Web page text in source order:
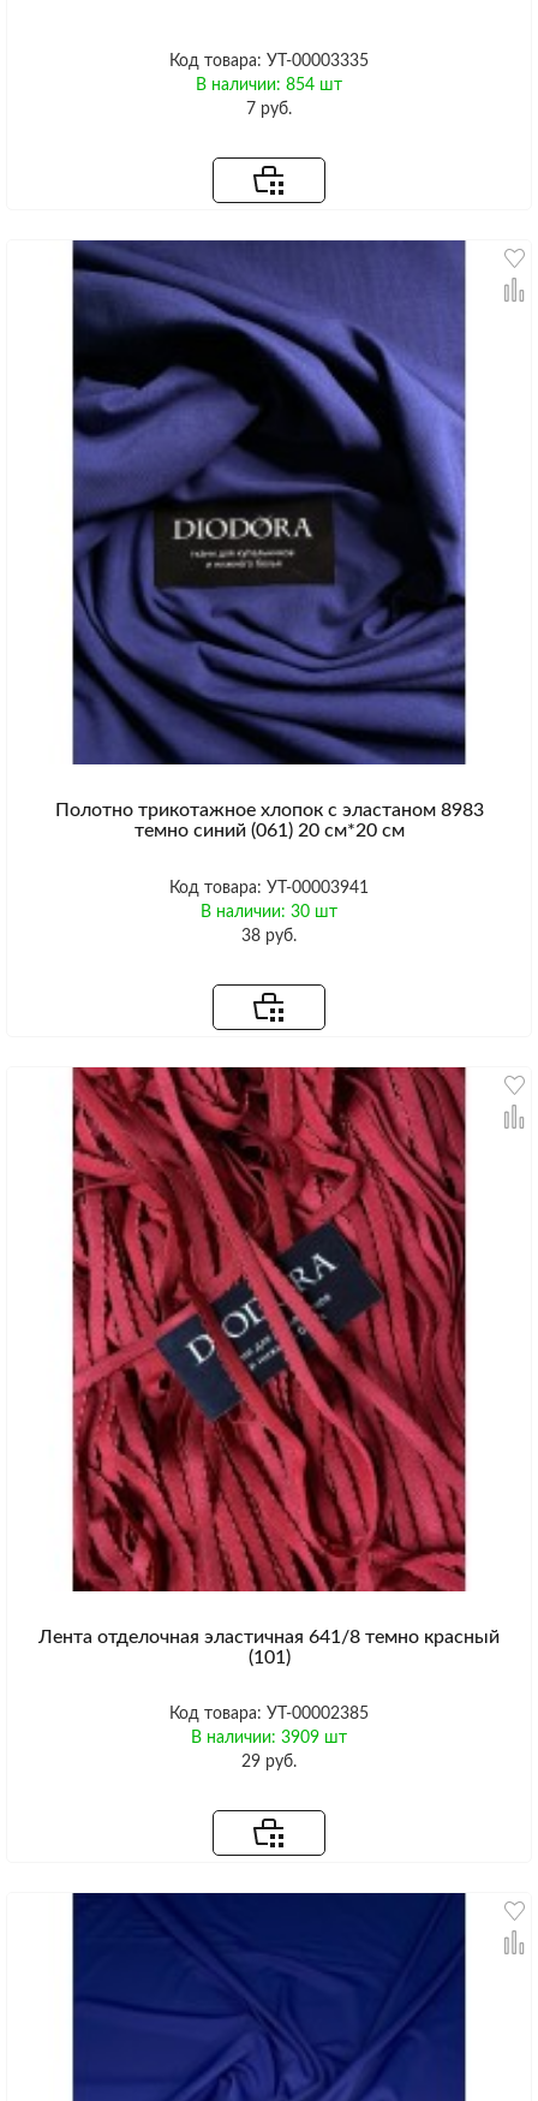
Код товара: УТ-00003335
В наличии: 854 шт
7 руб.
Полотно трикотажное хлопок с эластаном 8983
темно синий (061) 20 см*20 см
Код товара: УТ-00003941
В наличии: 30 шт
38 руб.
Лента отделочная эластичная 641/8 темно красный
(101)
Код товара: УТ-00002385
В наличии: 3909 шт
29 руб.